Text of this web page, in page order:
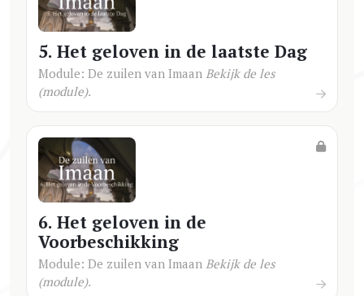
5. Het geloven in de laatste Dag
Module: De zuilen van Imaan Bekijk de les
(module).
6. Het geloven in de
Voorbeschikking
Module: De zuilen van Imaan Bekijk de les
(module).